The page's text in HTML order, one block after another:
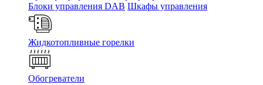
Блоки управления DAB Шкафы управления
Жидкотопливные горелки
Обогреватели